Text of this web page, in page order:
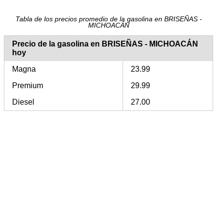
Tabla de los precios promedio de la gasolina en BRISEÑAS -
MICHOACÁN
Precio de la gasolina en BRISEÑAS - MICHOACÁN
hoy
Magna
23.99
Premium
29.99
Diesel
27.00